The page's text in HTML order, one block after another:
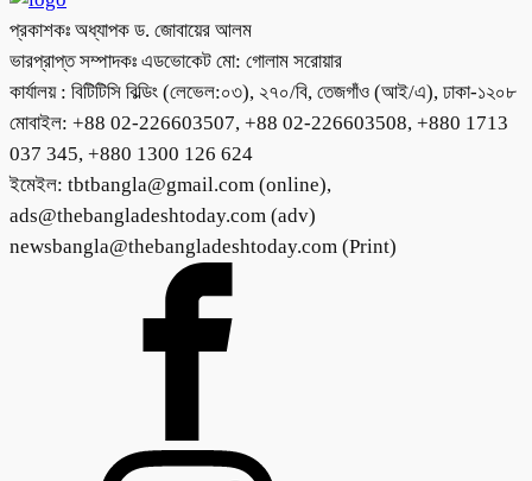
প্রকাশকঃ অধ্যাপক ড. জোবায়ের আলম
ভারপ্রাপ্ত সম্পাদকঃ এডভোকেট মো: গোলাম সরোয়ার
কার্যালয় : বিটিটিসি বিল্ডিং (লেভেল:০৩), ২৭০/বি, তেজগাঁও (আই/এ), ঢাকা-১২০৮
মোবাইল: +88 02-226603507, +88 02-226603508, +880 1713
037 345, +880 1300 126 624
ইমেইল: tbtbangla@gmail.com (online),
ads@thebangladeshtoday.com (adv)
newsbangla@thebangladeshtoday.com (Print)